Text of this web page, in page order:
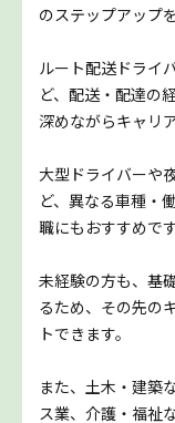
のステップアップ
ルート配送ドライ
ど、配送・配達の
深めながらキャリ
大型ドライバーや
ど、異なる車種・
職にもおすすめです
未経験の方も、基
るため、その先の
トできます。
また、土木・建築
ス業、介護・福祉